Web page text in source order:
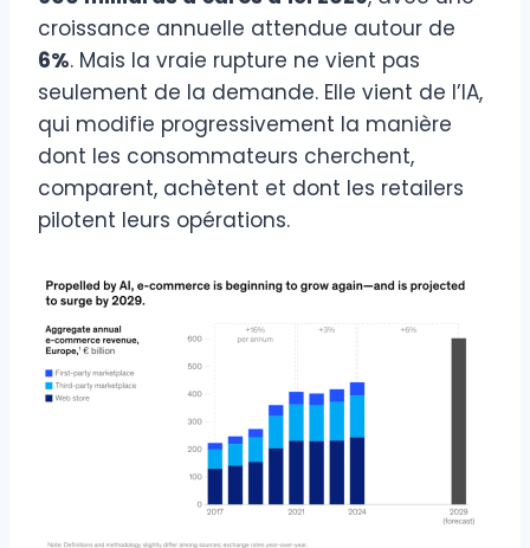
croissance annuelle attendue autour de
6%. Mais la vraie rupture ne vient pas
seulement de la demande. Elle vient de l’IA,
qui modifie progressivement la manière
dont les consommateurs cherchent,
comparent, achètent et dont les retailers
pilotent leurs opérations.